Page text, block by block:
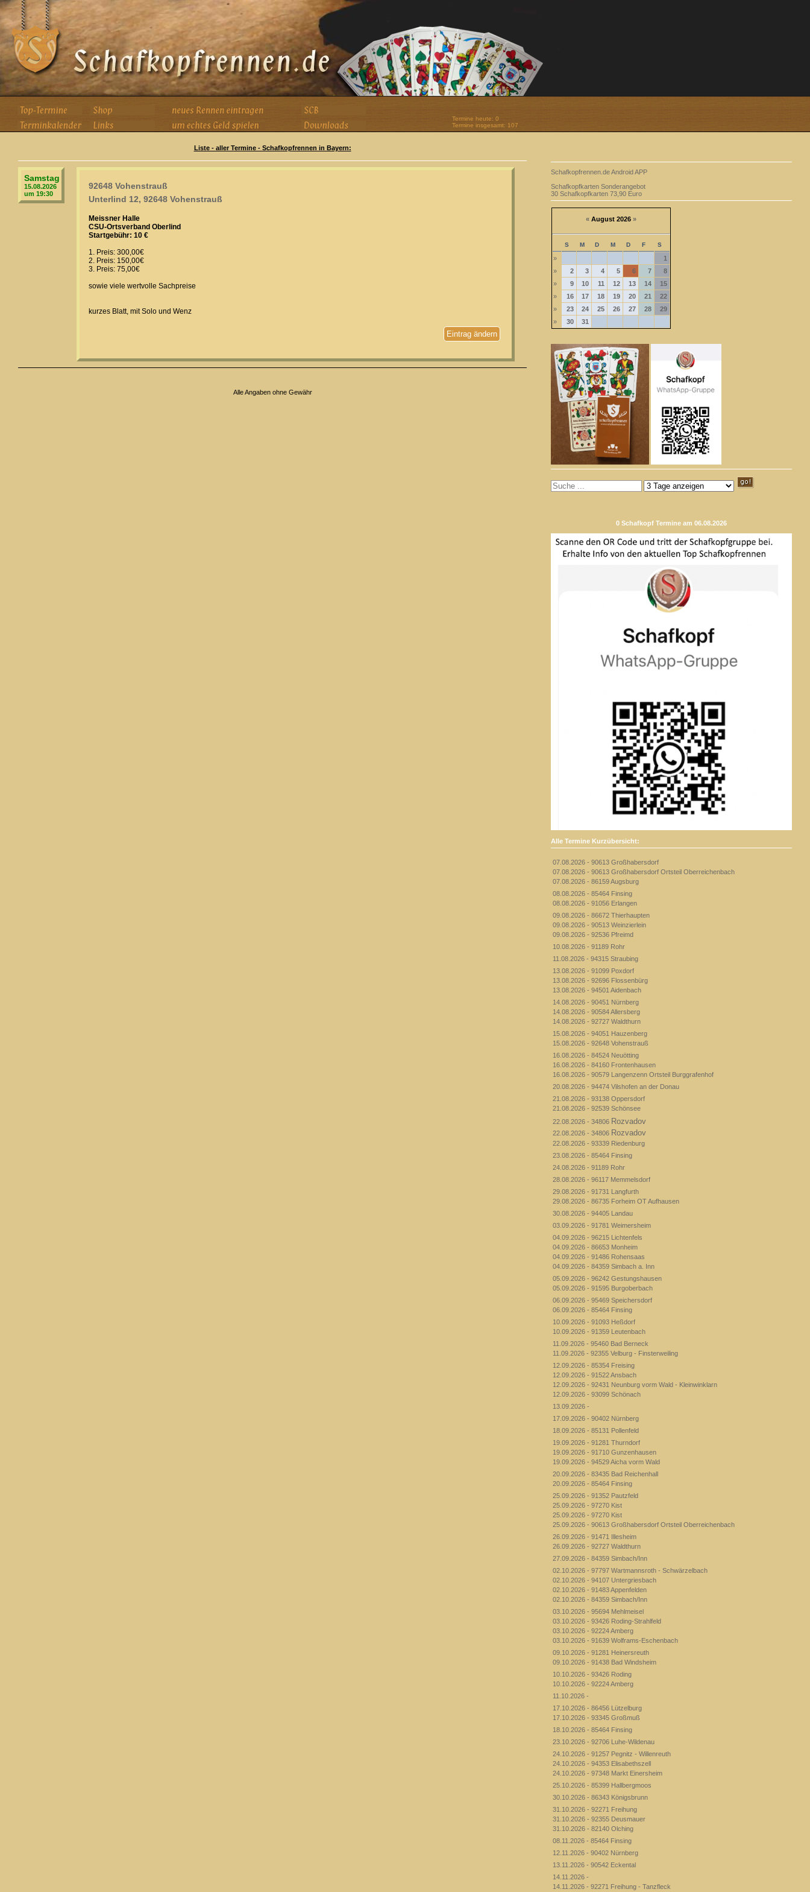
Termine heute: 0
Termine insgesamt: 107
Liste - aller Termine - Schafkopfrennen in Bayern:
Samstag
15.08.2026
um 19:30
92648 Vohenstrauß
Unterlind 12, 92648 Vohenstrauß
Meissner Halle
CSU-Ortsverband Oberlind
Startgebühr: 10 €
1. Preis: 300,00€
2. Preis: 150,00€
3. Preis: 75,00€
sowie viele wertvolle Sachpreise
kurzes Blatt, mit Solo und Wenz
Eintrag ändern
Alle Angaben ohne Gewähr
Schafkopfrennen.de Android APP
Schafkopfkarten Sonderangebot
30 Schafkopfkarten 73,90 Euro
« August 2026 »
S M D M D F S
»
1
»
2 3 4 5 6 7
8
»
9 10 11 12 13 14
15
»
16 17 18 19 20 21
22
»
23 24 25 26 27 28
29
»
30 31
0 Schafkopf Termine am 06.08.2026
Alle Termine Kurzübersicht:
07.08.2026 - 90613 Großhabersdorf
07.08.2026 - 90613 Großhabersdorf Ortsteil Oberreichenbach
07.08.2026 - 86159 Augsburg
08.08.2026 - 85464 Finsing
08.08.2026 - 91056 Erlangen
09.08.2026 - 86672 Thierhaupten
09.08.2026 - 90513 Weinzierlein
09.08.2026 - 92536 Pfreimd
10.08.2026 - 91189 Rohr
11.08.2026 - 94315 Straubing
13.08.2026 - 91099 Poxdorf
13.08.2026 - 92696 Flossenbürg
13.08.2026 - 94501 Aidenbach
14.08.2026 - 90451 Nürnberg
14.08.2026 - 90584 Allersberg
14.08.2026 - 92727 Waldthurn
15.08.2026 - 94051 Hauzenberg
15.08.2026 - 92648 Vohenstrauß
16.08.2026 - 84524 Neuötting
16.08.2026 - 84160 Frontenhausen
16.08.2026 - 90579 Langenzenn Ortsteil Burggrafenhof
20.08.2026 - 94474 Vilshofen an der Donau
21.08.2026 - 93138 Oppersdorf
21.08.2026 - 92539 Schönsee
22.08.2026 - 34806 Rozvadov
22.08.2026 - 34806 Rozvadov
22.08.2026 - 93339 Riedenburg
23.08.2026 - 85464 Finsing
24.08.2026 - 91189 Rohr
28.08.2026 - 96117 Memmelsdorf
29.08.2026 - 91731 Langfurth
29.08.2026 - 86735 Forheim OT Aufhausen
30.08.2026 - 94405 Landau
03.09.2026 - 91781 Weimersheim
04.09.2026 - 96215 Lichtenfels
04.09.2026 - 86653 Monheim
04.09.2026 - 91486 Rohensaas
04.09.2026 - 84359 Simbach a. Inn
05.09.2026 - 96242 Gestungshausen
05.09.2026 - 91595 Burgoberbach
06.09.2026 - 95469 Speichersdorf
06.09.2026 - 85464 Finsing
10.09.2026 - 91093 Heßdorf
10.09.2026 - 91359 Leutenbach
11.09.2026 - 95460 Bad Berneck
11.09.2026 - 92355 Velburg - Finsterweiling
12.09.2026 - 85354 Freising
12.09.2026 - 91522 Ansbach
12.09.2026 - 92431 Neunburg vorm Wald - Kleinwinklarn
12.09.2026 - 93099 Schönach
13.09.2026 -
17.09.2026 - 90402 Nürnberg
18.09.2026 - 85131 Pollenfeld
19.09.2026 - 91281 Thurndorf
19.09.2026 - 91710 Gunzenhausen
19.09.2026 - 94529 Aicha vorm Wald
20.09.2026 - 83435 Bad Reichenhall
20.09.2026 - 85464 Finsing
25.09.2026 - 91352 Pautzfeld
25.09.2026 - 97270 Kist
25.09.2026 - 97270 Kist
25.09.2026 - 90613 Großhabersdorf Ortsteil Oberreichenbach
26.09.2026 - 91471 Illesheim
26.09.2026 - 92727 Waldthurn
27.09.2026 - 84359 Simbach/Inn
02.10.2026 - 97797 Wartmannsroth - Schwärzelbach
02.10.2026 - 94107 Untergriesbach
02.10.2026 - 91483 Appenfelden
02.10.2026 - 84359 Simbach/Inn
03.10.2026 - 95694 Mehlmeisel
03.10.2026 - 93426 Roding-Strahlfeld
03.10.2026 - 92224 Amberg
03.10.2026 - 91639 Wolframs-Eschenbach
09.10.2026 - 91281 Heinersreuth
09.10.2026 - 91438 Bad Windsheim
10.10.2026 - 93426 Roding
10.10.2026 - 92224 Amberg
11.10.2026 -
17.10.2026 - 86456 Lützelburg
17.10.2026 - 93345 Großmuß
18.10.2026 - 85464 Finsing
23.10.2026 - 92706 Luhe-Wildenau
24.10.2026 - 91257 Pegnitz - Willenreuth
24.10.2026 - 94353 Elisabethszell
24.10.2026 - 97348 Markt Einersheim
25.10.2026 - 85399 Hallbergmoos
30.10.2026 - 86343 Königsbrunn
31.10.2026 - 92271 Freihung
31.10.2026 - 92355 Deusmauer
31.10.2026 - 82140 Olching
08.11.2026 - 85464 Finsing
12.11.2026 - 90402 Nürnberg
13.11.2026 - 90542 Eckental
14.11.2026 -
14.11.2026 - 92271 Freihung - Tanzfleck